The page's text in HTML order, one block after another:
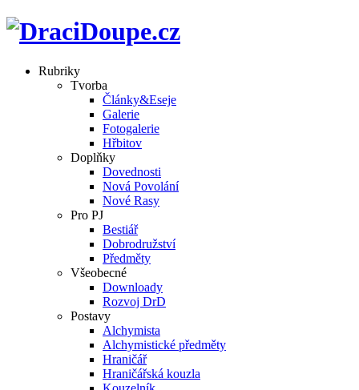
Rubriky
Tvorba
Články&Eseje
Galerie
Fotogalerie
Hřbitov
Doplňky
Dovednosti
Nová Povolání
Nové Rasy
Pro PJ
Bestiář
Dobrodružství
Předměty
Všeobecné
Downloady
Rozvoj DrD
Postavy
Alchymista
Alchymistické předměty
Hraničář
Hraničářská kouzla